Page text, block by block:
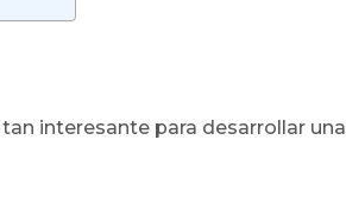
interesante para desarrollar una